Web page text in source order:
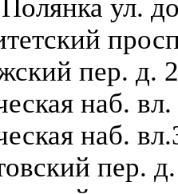
ул.
пер. д. 2
наб.
наб.
пер.